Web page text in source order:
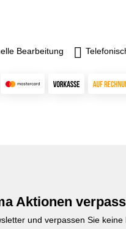
Bearbeitung
Aktionen
und verpassen Sie keine